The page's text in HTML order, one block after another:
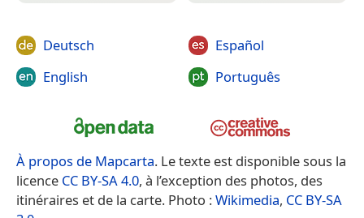
Deutsch
English
Español
Português
À propos de Mapcarta. Le texte est disponible sous la
licence CC BY-SA 4.0, à l’exception des photos, des
itinéraires et de la carte. Photo :Wikimedia, CC BY-SA